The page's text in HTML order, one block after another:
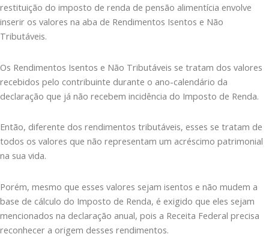
restituição do imposto de renda de pensão alimentícia envolve
inserir os valores na aba de Rendimentos Isentos e Não
Tributáveis.
Os Rendimentos Isentos e Não Tributáveis se tratam dos valores
recebidos pelo contribuinte durante o ano-calendário da
declaração que já não recebem incidência do Imposto de Renda.
Então, diferente dos rendimentos tributáveis, esses se tratam de
todos os valores que não representam um acréscimo patrimonial
na sua vida.
Porém, mesmo que esses valores sejam isentos e não mudem a
base de cálculo do Imposto de Renda, é exigido que eles sejam
mencionados na declaração anual, pois a Receita Federal precisa
reconhecer a origem desses rendimentos.